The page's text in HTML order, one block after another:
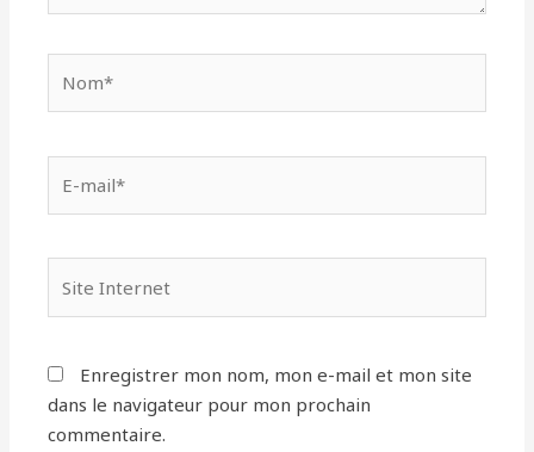
mail*
Internet
Enregistrer mon nom, mon e-mail et mon site
dans le navigateur pour mon prochain
commentaire.